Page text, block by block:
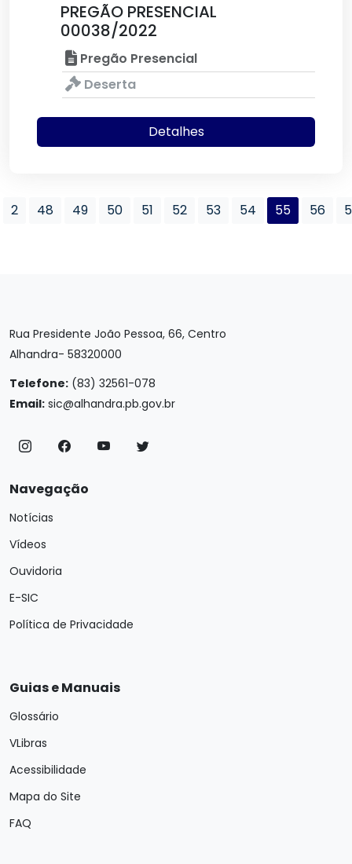
PREGÃO PRESENCIAL
00038/2022
Pregão Presencial
Deserta
Detalhes
2 48 49 50 51 52 53 54 55 56
Rua Presidente João Pessoa, 66, Centro
Alhandra- 58320000
Telefone: (83) 32561-078
Email: sic@alhandra.pb.gov.br
Navegação
Notícias
Vídeos
Ouvidoria
E-SIC
Política de Privacidade
Guias e Manuais
Glossário
VLibras
Acessibilidade
Mapa do Site
FAQ